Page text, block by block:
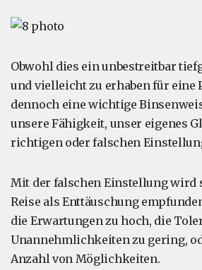
Obwohl dies ein unbestreitbar
und vielleicht zu erhaben für eine
dennoch eine wichtige
unsere Fähigkeit, unser eigenes
richtigen oder falschen
Mit der falschen Einstellung wird
Reise als Enttäuschung
die Erwartungen zu hoch, die
Unannehmlichkeiten zu gering,
Anzahl von Möglichkeiten.